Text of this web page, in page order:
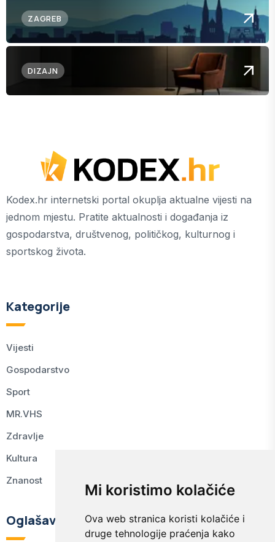
Mi koristimo kolačiće
Ova web stranica koristi kolačiće i
druge tehnologije praćenja kako
ZAGREB
DIZAJN
Kodex.hr internetski portal okuplja aktualne vijesti na
jednom mjestu. Pratite aktualnosti i događanja iz
gospodarstva, društvenog, političkog, kulturnog i
sportskog života.
Kategorije
Vijesti
Gospodarstvo
Sport
MR.VHS
Zdravlje
Kultura
Znanost
Oglašavanje